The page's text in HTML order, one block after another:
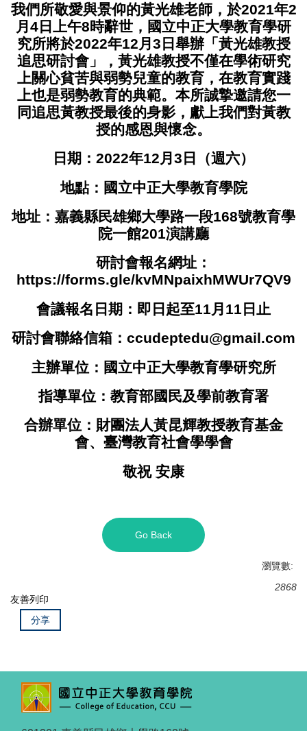
我們所敬愛與景仰的黃光雄老師，於2021年2
月4日上午8時辭世，國立中正大學教育學研
究所將於2022年12月3日舉辦「黃光雄教授
追思研討會」，黃光雄教授不僅在學術研究
上關心貧苦與弱勢兒童的教育，在教育實踐
上也是弱勢教育的典範。本所誠摯邀請您一
同追思黃教授最後的身影，獻上我們對黃教
授的感恩與懷念。
日期：2022年12月3日（週六）
地點：國立中正大學教育學院
地址：嘉義縣民雄鄉大學路一段168號教育學
院一館201演講廳
研討會報名網址：
https://forms.gle/kvMNpaixhMWUr7QV9
會議報名日期：即日起至11月11日止
研討會聯絡信箱： ccudeptedu@gmail.com
主辦單位：國立中正大學教育學研究所
指導單位：教育部國民及學前教育署
合辦單位：財團法人黃昆輝教授教育基金
會、臺灣教育社會學學會
敬祝 安康
Go Back
瀏覽數:
2868
友善列印
分享